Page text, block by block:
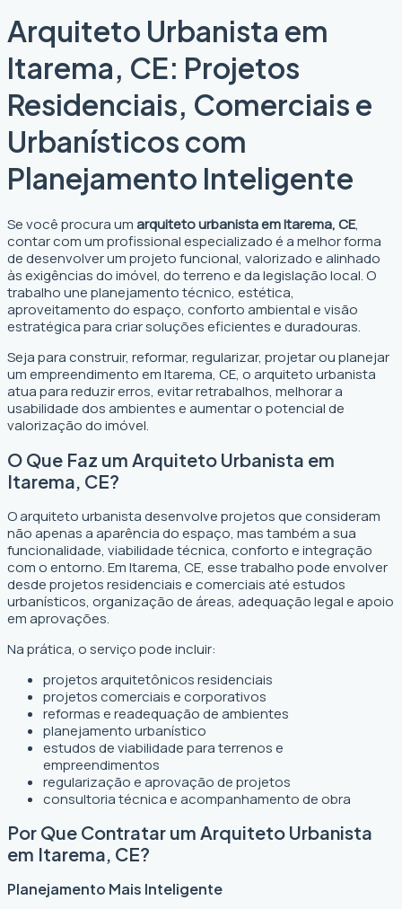
Arquiteto Urbanista em
Itarema, CE: Projetos
Residenciais, Comerciais e
Urbanísticos com
Planejamento Inteligente
Se você procura umarquiteto urbanista em Itarema, CE,
contar com um profissional especializado é a melhor forma
de desenvolver um projeto funcional, valorizado e alinhado
às exigências do imóvel, do terreno e da legislação local. O
trabalho une planejamento técnico, estética,
aproveitamento do espaço, conforto ambiental e visão
estratégica para criar soluções eficientes e duradouras.
Seja para construir, reformar, regularizar, projetar ou planejar
um empreendimento em Itarema, CE, o arquiteto urbanista
atua para reduzir erros, evitar retrabalhos, melhorar a
usabilidade dos ambientes e aumentar o potencial de
valorização do imóvel.
O Que Faz um Arquiteto Urbanista em
Itarema, CE?
O arquiteto urbanista desenvolve projetos que consideram
não apenas a aparência do espaço, mas também a sua
funcionalidade, viabilidade técnica, conforto e integração
com o entorno. Em Itarema, CE, esse trabalho pode envolver
desde projetos residenciais e comerciais até estudos
urbanísticos, organização de áreas, adequação legal e apoio
em aprovações.
Na prática, o serviço pode incluir:
projetos arquitetônicos residenciais
projetos comerciais e corporativos
reformas e readequação de ambientes
planejamento urbanístico
estudos de viabilidade para terrenos e
empreendimentos
regularização e aprovação de projetos
consultoria técnica e acompanhamento de obra
Por Que Contratar um Arquiteto Urbanista
em Itarema, CE?
Planejamento Mais Inteligente